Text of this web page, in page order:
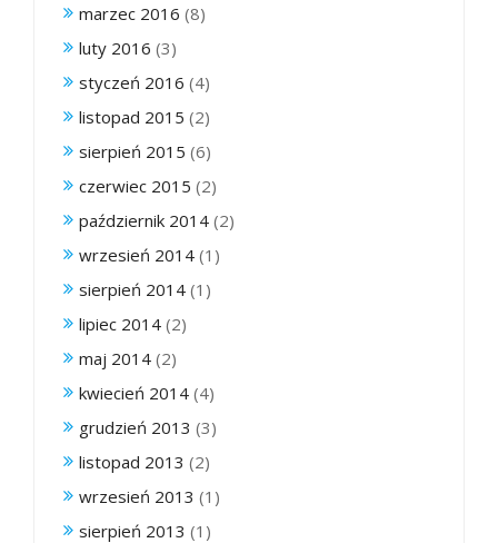
marzec 2016 (8)
luty 2016 (3)
styczeń 2016 (4)
listopad 2015 (2)
sierpień 2015 (6)
czerwiec 2015 (2)
październik 2014 (2)
wrzesień 2014 (1)
sierpień 2014 (1)
lipiec 2014 (2)
maj 2014 (2)
kwiecień 2014 (4)
grudzień 2013 (3)
listopad 2013 (2)
wrzesień 2013 (1)
sierpień 2013 (1)